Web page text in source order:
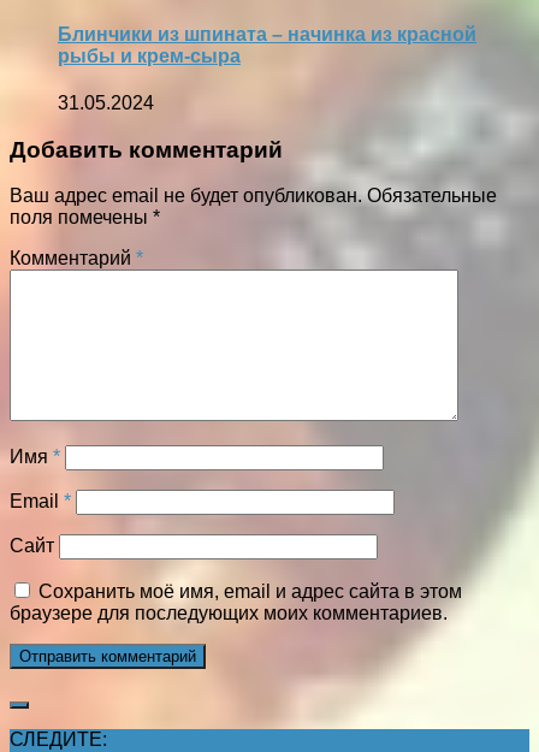
Блинчики из шпината – начинка из красной
рыбы и крем-сыра
31.05.2024
Добавить комментарий
Ваш адрес email не будет опубликован. Обязательные
поля помечены *
Комментарий *
Имя *
Email *
Сайт
Сохранить моё имя, email и адрес сайта в этом
браузере для последующих моих комментариев.
СЛЕДИТЕ: